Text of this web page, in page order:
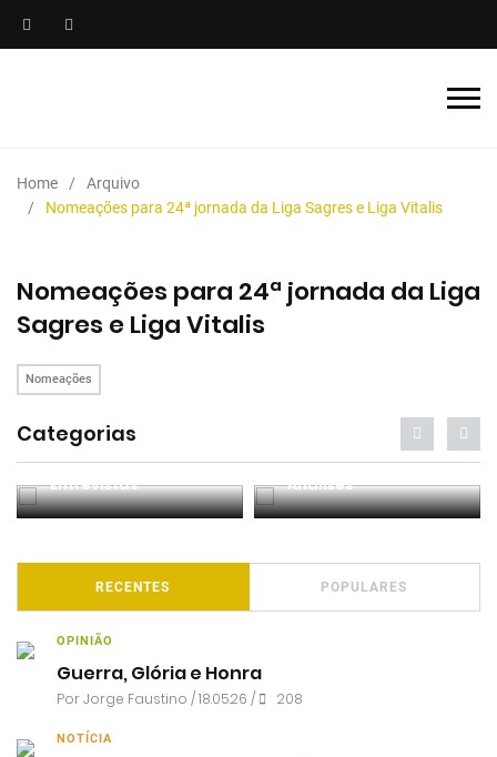
Home
Arquivo
Nomeações para 24ª jornada da Liga Sagres e Liga Vitalis
Nomeações para 24ª jornada da Liga
Sagres e Liga Vitalis
Nomeações
Categorias
Entrevistas Análises
RECENTES POPULARES
OPINIÃO
Guerra, Glória e Honra
PorJorge Faustino / 18.05.26 / 208
NOTÍCIA